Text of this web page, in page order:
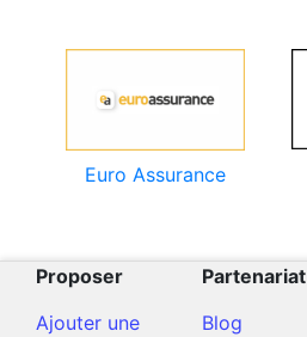
Euro Assurance
Proposer
Ajouter une
Partenariat
Blog